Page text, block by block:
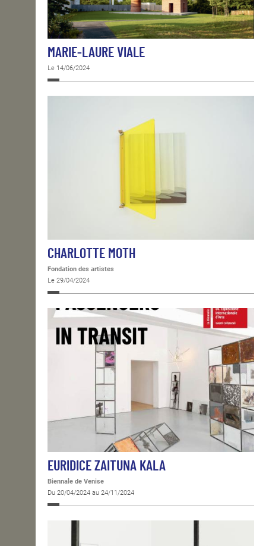
MARIE-LAURE VIALE
Le 14/06/2024
CHARLOTTE MOTH
Fondation des artistes
Le 29/04/2024
EURIDICE ZAITUNA KALA
Biennale de Venise
Du 20/04/2024 au 24/11/2024